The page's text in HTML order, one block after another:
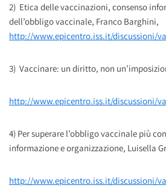
2) Etica delle vaccinazioni, consenso
dell’obbligo vaccinale, Franco Barghini,
http://www.epicentro.iss.it/discussioni/
3) Vaccinare: un diritto, non
http://www.epicentro.iss.it/discussioni/
4) Per superare l’obbligo vaccinale più
informazione e organizzazione, Luisella
http://www.epicentro.iss.it/discussioni/